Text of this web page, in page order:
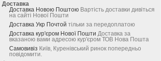
Доставка
Доставка Новою Поштою Вартість доставки дивіться
на сайті Нової Пошти
Доставка Укр Почтой тільки за передоплатою
Доставка кур'єром Нової Пошти Доставка за
вказаною вами адресою кур'єром ТОВ Нова Пошта
Самовивіз Київ, Куренівський ринок попередньо
повідомити.